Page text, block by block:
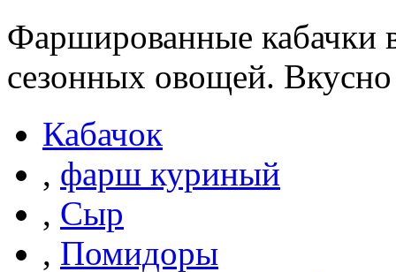
Фаршированные кабачки
сезонных овощей.
Кабачок
, фарш куриный
, Сыр
, Помидоры